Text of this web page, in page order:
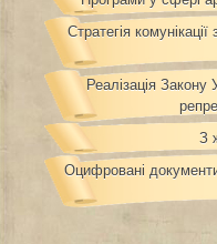
Стратегія
Реалізація Закону
З
Оцифровані